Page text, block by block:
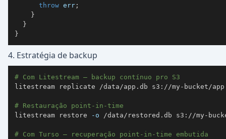
throw err ;
}
}
}
4. Estratégia de backup
# Com Litestream — backup contínuo pro S3
litestream replicate /data/app.db s3://my-bucket/
# Restauração point-in-time
litestream restore
-o
# Com Turso — recuperação point-in-time embutida